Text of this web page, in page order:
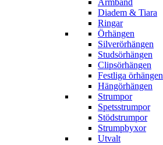
Armband
Diadem & Tiara
Ringar
Örhängen
Silverörhängen
Studsörhängen
Clipsörhängen
Festliga örhängen
Hängörhängen
Strumpor
Spetsstrumpor
Stödstrumpor
Strumpbyxor
Utvalt